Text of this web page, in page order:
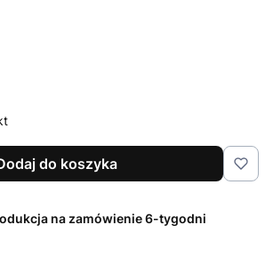
do koszyka
na zamówienie 6-tygodni